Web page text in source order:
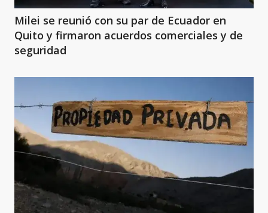
Milei se reunió con su par de Ecuador en
Quito y firmaron acuerdos comerciales y de
seguridad